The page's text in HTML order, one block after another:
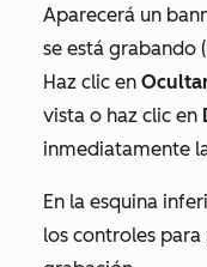
Aparecerá un
se está grabando
Haz clic en
vista o haz clic en
inmediatamente
En la esquina
los controles para